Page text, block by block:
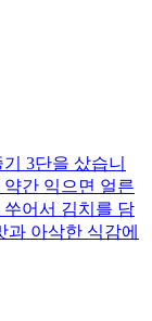
3단을 샀습니
간 익으면 얼른
어서 김치를 담
아삭한 식감에